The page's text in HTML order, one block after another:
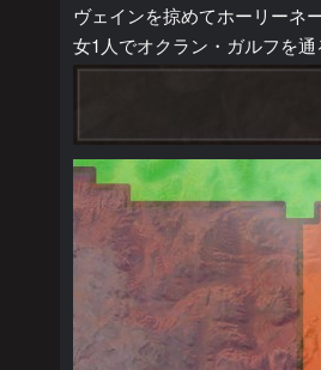
ヴェインを掠めてホーリーネ
女1人でオクラン・ガルフを通